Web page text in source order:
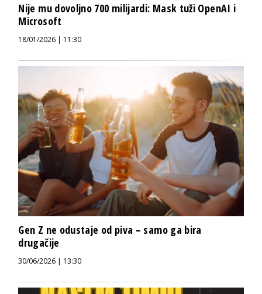
Nije mu dovoljno 700 milijardi: Mask tuži OpenAI i
Microsoft
18/01/2026 | 11:30
Gen Z ne odustaje od piva – samo ga bira
drugačije
30/06/2026 | 13:30